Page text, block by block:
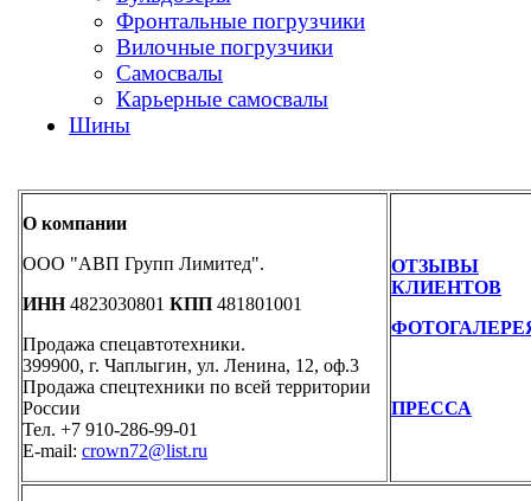
Фронтальные погрузчики
Вилочные погрузчики
Самосвалы
Карьерные самосвалы
Шины
О компании
ООО "АВП Групп Лимитед".
ИНН4823030801 КПП 481801001
Продажа спецавтотехники.
399900, г. Чаплыгин, ул. Ленина, 12, оф.3
Продажа спецтехники по всей территории
России
Тел. +7 910-286-99-01
E-mail: crown72@list.ru
ОТЗЫВЫ
КЛИЕНТОВ
ПРЕССА